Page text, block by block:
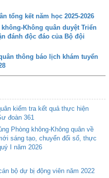
tổng kết năm học 2025-2026
Không quân duyệt Triển
đánh độc đáo của Bộ đội
thông báo lịch khám tuyển
kiểm tra kết quả thực hiện
đoàn 361
Phòng không-Không quân về
sáng tạo, chuyển đổi số, thực
I năm 2026
bộ dự bị động viên năm 2022